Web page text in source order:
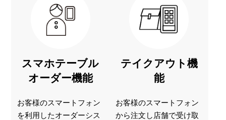
スマホテーブル
オーダー機能
お客様のスマートフォン
を利用したオーダーシス
テイクアウト機
能
お客様のスマートフォン
から注文し店舗で受け取